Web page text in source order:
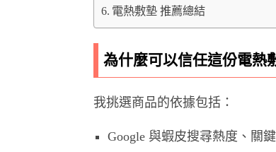
電熱敷墊 推薦總結
為什麼可以信任這份電熱
我挑選商品的依據包括：
Google 與蝦皮搜尋熱度、關